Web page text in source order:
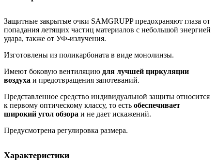
Защитные закрытые очки SAMGRUPP предохраняют глаза от
попадания летящих частиц материалов с небольшой энергией
удара, также от УФ-излучения.
Изготовлены из поликарбоната в виде монолинзы.
Имеют боковую вентиляцию для лучшей циркуляции
воздуха и предотвращения запотеваний.
Представленное средство индивидуальной защиты относится
к первому оптическому классу, то есть обеспечивает
широкий угол обзора и не дает искажений.
Предусмотрена регулировка размера.
Характеристики